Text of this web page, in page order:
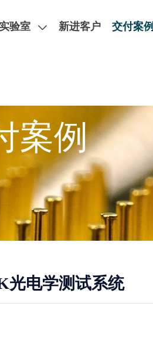
失效分析设备
台阶仪
热流仪
酸/激光开封机
EMMI微光显微镜系列
先进封装时域失效分析
Hitachi日立扫描电子显微镜
瞬态热阻测试仪
X射线分析方案
车规级ESD测试-AEC-Q101
验室
、
测
新进客户 交付案例
活动 人才招聘
案例
光电学测试系统